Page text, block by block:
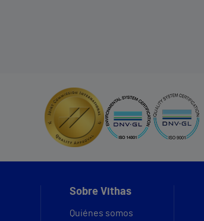
Sobre Vithas
Quiénes somos